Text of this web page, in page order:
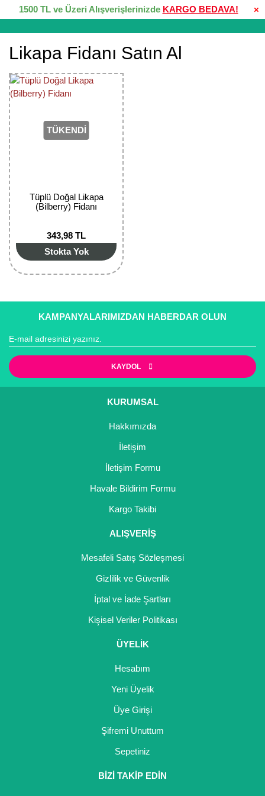
×
1500 TL ve Üzeri Alışverişlerinizde KARGO BEDAVA!
Likapa Fidanı Satın Al
TÜKENDİ
Tüplü Doğal Likapa
(Bilberry) Fidanı
343,98 TL
Stokta Yok
KAMPANYALARIMIZDAN HABERDAR OLUN
KAYDOL
KURUMSAL
Hakkımızda
İletişim
İletişim Formu
Havale Bildirim Formu
Kargo Takibi
ALIŞVERİŞ
Mesafeli Satış Sözleşmesi
Gizlilik ve Güvenlik
İptal ve İade Şartları
Kişisel Veriler Politikası
ÜYELİK
Hesabım
Yeni Üyelik
Üye Girişi
Şifremi Unuttum
Sepetiniz
BİZİ TAKİP EDİN